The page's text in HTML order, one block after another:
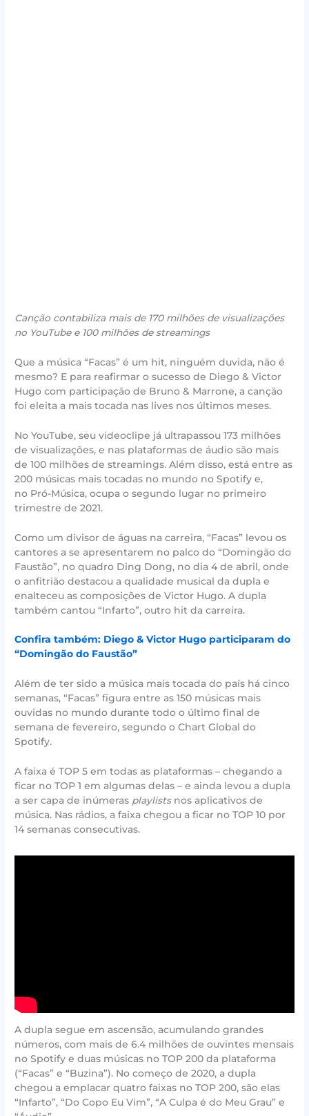
Canção contabiliza mais de 170 milhões de visualizações
no YouTube e 100 milhões de streamings
Que a música “Facas” é um hit, ninguém duvida, não é
mesmo? E para reafirmar o sucesso de Diego & Victor
Hugo com participação de Bruno & Marrone, a canção
foi eleita a mais tocada nas lives nos últimos meses.
No YouTube, seu videoclipe já ultrapassou 173 milhões
de visualizações, e nas plataformas de áudio são mais
de 100 milhões de streamings. Além disso, está entre as
200 músicas mais tocadas no mundo no Spotify e,
no Pró-Música, ocupa o segundo lugar no primeiro
trimestre de 2021.
Como um divisor de águas na carreira, “Facas” levou os
cantores a se apresentarem no palco do “Domingão do
Faustão”, no quadro Ding Dong, no dia 4 de abril, onde
o anfitrião destacou a qualidade musical da dupla e
enalteceu as composições de Victor Hugo. A dupla
também cantou “Infarto”, outro hit da carreira.
Confira também: Diego & Victor Hugo participaram do
“Domingão do Faustão”
Além de ter sido a música mais tocada do país há cinco
semanas, “Facas” figura entre as 150 músicas mais
ouvidas no mundo durante todo o último final de
semana de fevereiro, segundo o Chart Global do
Spotify.
A faixa é TOP 5 em todas as plataformas – chegando a
ficar no TOP 1 em algumas delas – e ainda levou a dupla
a ser capa de inúmeras playlistsnos aplicativos de
música. Nas rádios, a faixa chegou a ficar no TOP 10 por
14 semanas consecutivas.
A dupla segue em ascensão, acumulando grandes
números, com mais de 6.4 milhões de ouvintes mensais
no Spotify e duas músicas no TOP 200 da plataforma
(“Facas” e “Buzina”). No começo de 2020, a dupla
chegou a emplacar quatro faixas no TOP 200, são elas
“Infarto”, “Do Copo Eu Vim”, “A Culpa é do Meu Grau” e